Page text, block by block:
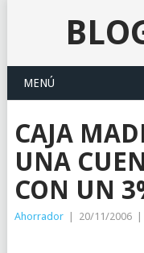
MENÚ
CAJA
UNA
CON UN
Ahorrador 20/11/2006